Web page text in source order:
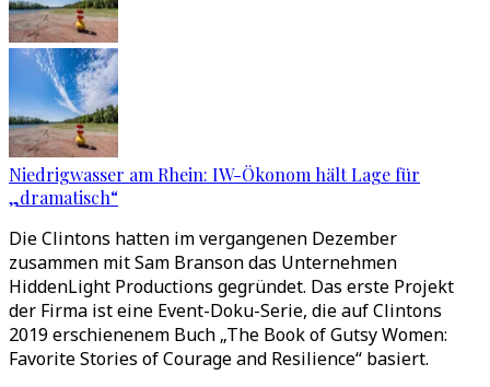
Niedrigwasser am Rhein: IW-Ökonom hält Lage für
„dramatisch“
Die Clintons hatten im vergangenen Dezember
zusammen mit Sam Branson das Unternehmen
HiddenLight Productions gegründet. Das erste Projekt
der Firma ist eine Event-Doku-Serie, die auf Clintons
2019 erschienenem Buch „The Book of Gutsy Women:
Favorite Stories of Courage and Resilience“ basiert.